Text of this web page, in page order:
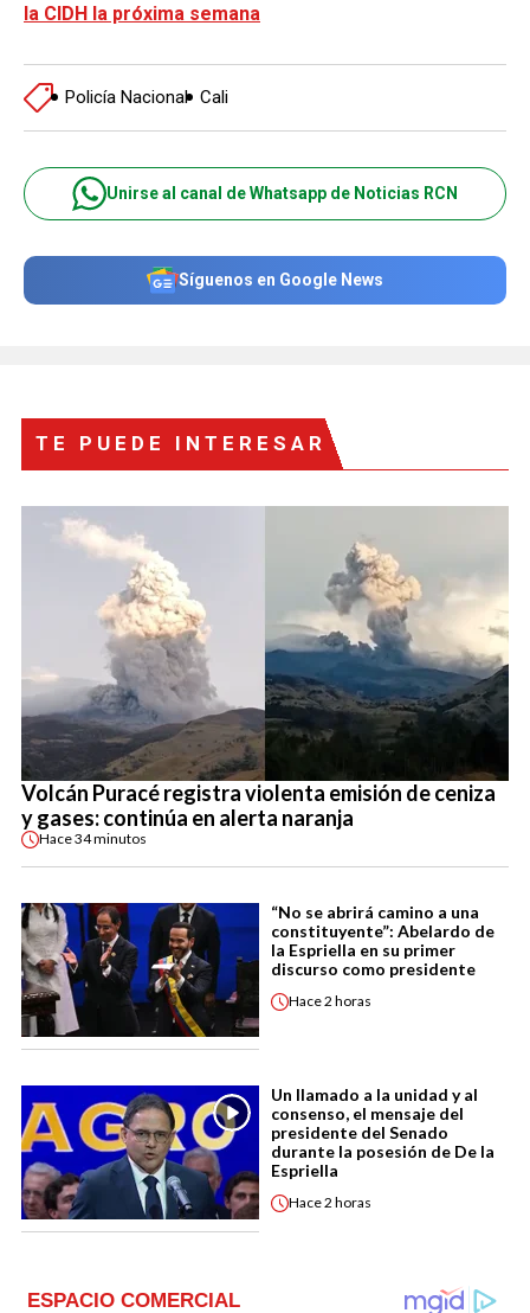
la CIDH la próxima semana
Policía Nacional Cali
Unirse al canal de Whatsapp de Noticias RCN
Síguenos en Google News
TE PUEDE INTERESAR
Volcán Puracé registra violenta emisión de ceniza
y gases: continúa en alerta naranja
Hace34 minutos
“No se abrirá camino a una
constituyente”: Abelardo de
la Espriella en su primer
discurso como presidente
Hace2 horas
Un llamado a la unidad y al
consenso, el mensaje del
presidente del Senado
durante la posesión de De la
Espriella
Hace2 horas